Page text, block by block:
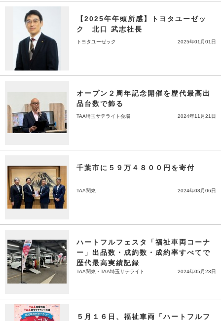
【2025年年頭所感】トヨタユーゼッ
ク 北口 武志社長
トヨタユーゼック 2025年01月01日
オープン２周年記念開催を歴代最高出
品台数で飾る
TAA埼玉サテライト会場 2024年11月21日
千葉市に５９万４８００円を寄付
TAA関東 2024年08月06日
ハートフルフェスタ「福祉車両コーナ
ー」出品数・成約数・成約率すべてで
歴代最高実績記録
TAA関東・TAA埼玉サテライト 2024年05月23日
５月１６日、福祉車両「ハートフルフ